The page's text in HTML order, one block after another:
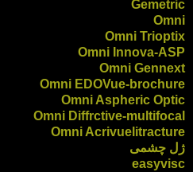
Gemetric
Omni
Omni Trioptix
Omni Innova-ASP
Omni Gennext
Omni EDOVue-brochure
Omni Aspheric Optic
Omni Diffrctive-multifocal
Omni Acrivuelitracture
ژل چشمی
easyvisc